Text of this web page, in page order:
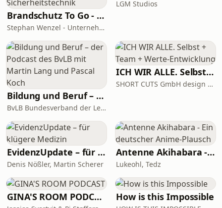
Brandschutz To Go - News, Tipps und Anekdoten aus der Sicherheitstechnik
Stephan Wenzel - Unternehmensberatung zur DIN 14675 Zertifizierung
LGM Studios
Bildung und Beruf – der Podcast des BvLB mit Martin Lang und Pascal Koch
BvLB Bundesverband der Lehrkräfte für Berufsbildung e.V.
ICH WIR ALLE. Selbst + Team + Werte-Entwicklung
SHORT CUTS GmbH design + kommunikation
EvidenzUpdate – für klügere Medizin
Denis Nößler, Martin Scherer
Antenne Akihabara - Ein deutscher Anime-Plausch
Lukeohl, Tedz
GINA'S ROOM PODCAST How is this Impossible